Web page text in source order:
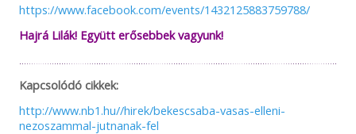
https://www.facebook.com/events/1432125883759788/
Hajrá Lilák! Együtt erősebbek vagyunk!
Kapcsolódó cikkek:
http://www.nb1.hu//hirek/bekescsaba-vasas-elleni-
nezoszammal-jutnanak-fel